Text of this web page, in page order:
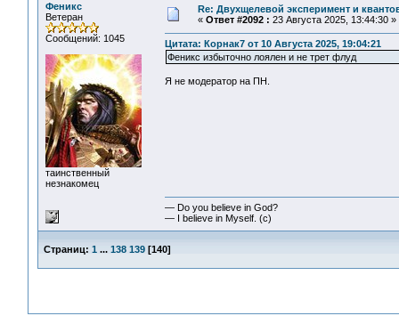
Феникс
Ветеран
Сообщений: 1045
таинственный
незнакомец
Re: Двухщелевой эксперимент и
« Ответ #2092 : 23 Августа 2025, 13:44:30 »
Цитата: Корнак7 от 10 Августа 2025, 19:04:21
Феникс избыточно лоялен и не трет флуд
Я не модератор на ПН.
— Do you believe in God?
— I believe in Myself. (c)
Страниц: 1 ... 138 139 [140]